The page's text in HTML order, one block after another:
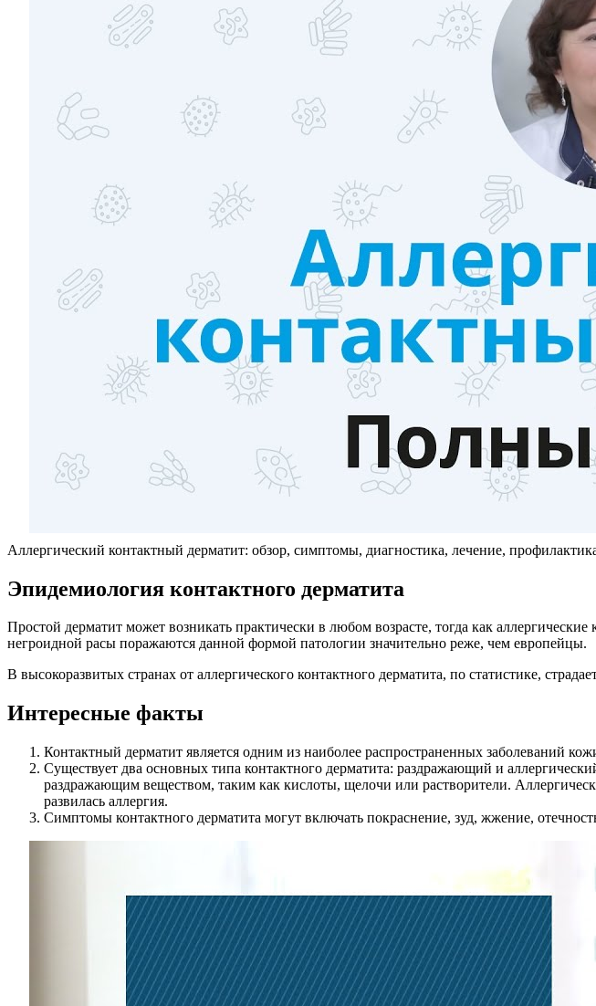
Аллергический контактный дерматит: обзор, симптомы, диагностика, лечение,
Эпидемиология контактного дерматита
Простой дерматит может возникать практически в любом возрасте, тогда как
негроидной расы поражаются данной формой патологии значительно реже, чем европейцы.
В высокоразвитых странах от аллергического контактного дерматита, по статистике,
Интересные факты
Контактный дерматит является одним из наиболее распространенных заболеваний
Существует два основных типа контактного дерматита: раздражающий и
раздражающим веществом, таким как кислоты, щелочи или растворители.
развилась аллергия.
Симптомы контактного дерматита могут включать покраснение, зуд, жжение,